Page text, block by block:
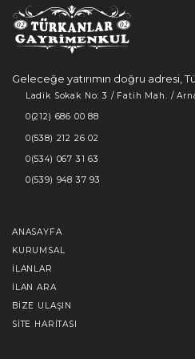
Geleceğe yatırımın doğru adresi,
Ladik Sokak No: 3 / Fatih Mah. /
0(212) 686 00 88
0(538) 212 26 02
0(534) 067 31 63
0(539) 948 37 93
ANASAYFA
KURUMSAL
İLANLAR
İLAN ARA
BIZE ULAŞIN
SITE HARITASI